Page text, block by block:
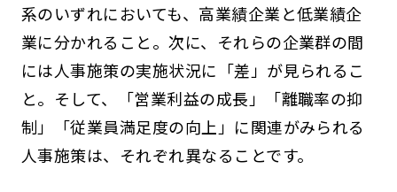
系のいずれにおいても、高業績企業と低業績企
業に分かれること。次に、それらの企業群の間
には人事施策の実施状況に「差」が見られるこ
と。そして、「営業利益の成長」「離職率の抑
制」「従業員満足度の向上」に関連がみられる
人事施策は、それぞれ異なることです。